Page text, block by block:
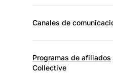
Canales de
Programas de afiliados
Collective